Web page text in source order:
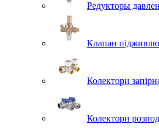
Редукторы
Клапан
Колектори
Колектори